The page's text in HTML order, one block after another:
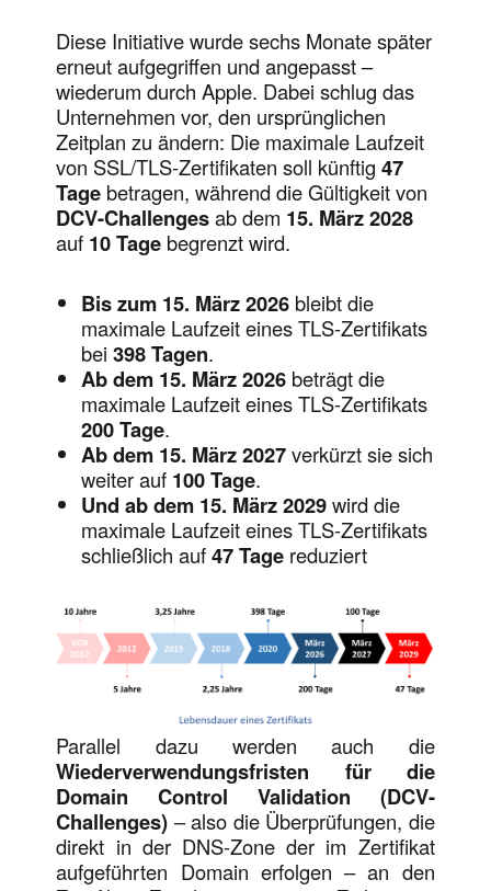
Diese Initiative wurde sechs Monate später
erneut aufgegriffen und angepasst –
wiederum durch Apple. Dabei schlug das
Unternehmen vor, den ursprünglichen
Zeitplan zu ändern: Die maximale Laufzeit
von SSL/TLS-Zertifikaten soll künftig47
Tage betragen, während die Gültigkeit von
DCV-Challengesab dem 15. März 2028
auf 10 Tage begrenzt wird.
Bis zum 15. März 2026 bleibt die
maximale Laufzeit eines TLS-Zertifikats
bei398 Tagen.
Ab dem 15. März 2026 beträgt die
maximale Laufzeit eines TLS-Zertifikats
200 Tage.
Ab dem 15. März 2027verkürzt sie sich
weiter auf 100 Tage.
Und ab dem 15. März 2029wird die
maximale Laufzeit eines TLS-Zertifikats
schließlich auf47 Tage reduziert
Parallel dazu werden auch die
Wiederverwendungsfristen für die
Domain Control Validation (DCV-
Challenges) – also die Überprüfungen, die
direkt in der DNS-Zone der im Zertifikat
aufgeführten Domain erfolgen – an den